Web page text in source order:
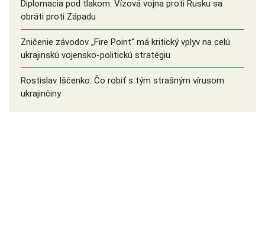
Diplomacia pod tlakom: Vízová vojna proti Rusku sa
obráti proti Západu
Zničenie závodov „Fire Point“ má kritický vplyv na celú
ukrajinskú vojensko-politickú stratégiu
Rostislav Iščenko: Čo robiť s tým strašným vírusom
ukrajinčiny